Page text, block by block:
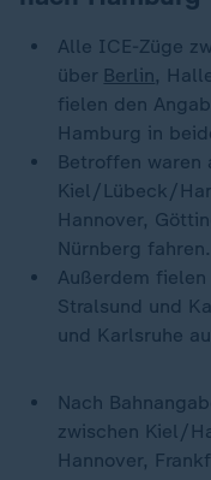
Alle ICE-Züge
über Berlin,
fielen den
Hamburg in
Betroffen waren
Kiel/Lübeck/
Hannover,
Nürnberg fahren.
Außerdem
Stralsund und
und Karlsruhe
Nach
zwischen Kiel/
Hannover,